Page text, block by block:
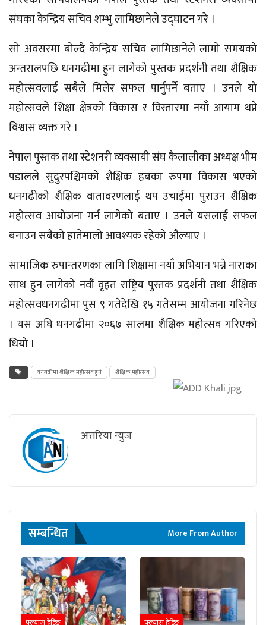
संघका केन्द्रिय सचिव शम्भु लामिछानेले उद्घाटन गरे ।
सो अवसरमा बोल्दै केन्द्रिय सचिव लामिछानेले लामो समयको
अन्तरालपछि धनगढीमा हुन लागेको पुस्तक प्रदर्शनी तथा शैक्षिक
महोत्सवलाई सबैले मिलेर सफल पार्नुपर्ने बताए । उनले यो
महोत्सवले शिक्षा क्षेत्रको विकास र विस्तारमा नयाँ आयाम थप्ने
विश्वास व्यक्त गरे ।
नेपाल पुस्तक तथा स्टेशनरी व्यवसायी संघ कैलालीका अध्यक्ष भीम
पडालले सुदुरपश्चिमको शैक्षिक हबका रुपमा विकास भएको
धनगढीको शैक्षिक वातावरणलाई थप उचाईमा पुराउन शैक्षिक
महोत्सव आयोजना गर्न लागेको बताए । उनले यसलाई सफल
बनाउन सबैको हातेमालो आवश्यक रहेको औल्याए ।
सामाजिक रुपान्तरणका लागि शिक्षामा नयाँ अभियान भन्ने नाराका
साथ हुन लागेको नवौं वृहत राष्ट्रिय पुस्तक प्रदर्शनी तथा शैक्षिक
महोत्सवधनगढीमा पुस ९ गतेदेखि १५ गतेसम्म आयोजना गरिनेछ
। यस अघि धनगढीमा २०६७ सालमा शैक्षिक महोत्सव गरिएको
थियो ।
धनगढीमा शैक्षिक महोत्सव हुने शैक्षिक महोत्सव
अत्तरिया न्युज
सम्बन्धित More From Author